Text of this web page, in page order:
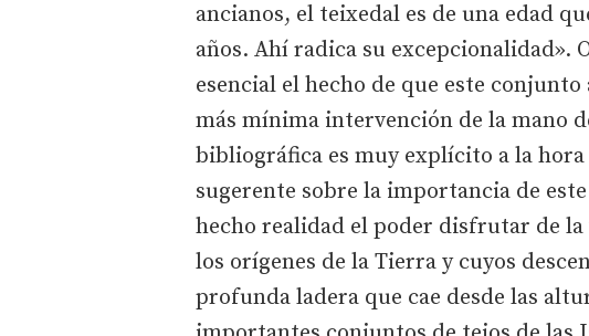
ancianos, el teixedal es de una edad
años. Ahí radica su excepcionalidad».
esencial el hecho de que este
más mínima intervención de la mano
bibliográfica es muy explícito a la
sugerente sobre la importancia de
hecho realidad el poder disfrutar de la
los orígenes de la Tierra y cuyos
profunda ladera que cae desde las